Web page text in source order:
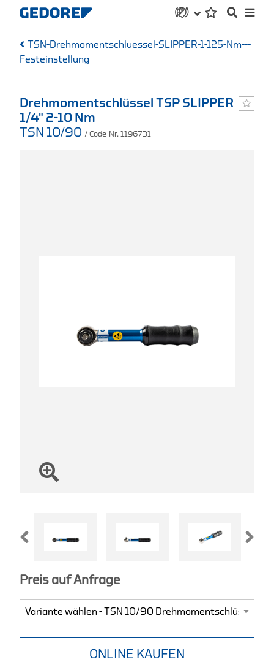
TSN-Drehmomentschluessel-SLIPPER-1-125-Nm---
Festeinstellung
Drehmomentschlüssel TSP SLIPPER
1/4" 2-10 Nm
TSN 10/90 / Code-Nr. 1196731
Preis auf Anfrage
ONLINE KAUFEN